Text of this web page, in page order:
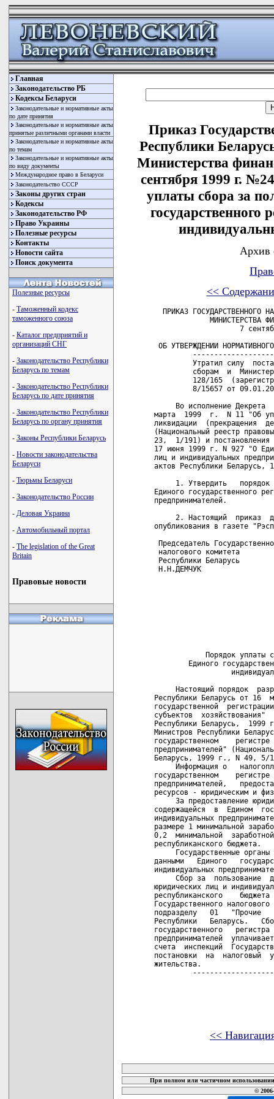
Главная
Законодательство РБ
Кодексы Беларуси
Законодательные и нормативные акты
по дате принятия
Законодательные и нормативные акты
принятые различными органами власти
Законодательные и нормативные акты
по темам
Законодательные и нормативные акты
по виду документы
Международное право в Беларуси
Законодательство СССР
Законы других стран
Кодексы
Законодательство РФ
Право Украины
Полезные ресурсы
Контакты
Новости сайта
Поиск документа
Полезные ресурсы
- Таможенный кодекс
таможенного союза
- Каталог предприятий и
организаций СНГ
- Законодательство Республики
Беларусь по темам
- Законодательство Республики
Беларусь по дате принятия
- Законодательство Республики
Беларусь по органу принятия
- Законы Республики Беларусь
- Новости законодательства
Беларуси
- Тюрьмы Беларуси
- Законодательство России
- Деловая Украина
- Автомобильный портал
- The legislation of the Great
Britain
Правовые новости
Приказ
Республики
Министерства
сентября 1999 г.
уплаты сбора за
государственного
Архив
<<
ПРИКАЗ ГОСУДАРСТВЕННОГО
МИНИСТЕРСТВА
7
ОБ УТВЕРЖДЕНИИ
Утратил силу
сборам  и
128/165
8/15657 от
Во исполнение Декрета
марта  1999  г.  N 11 "Об
ликвидации  (прекращения
(Национальный реестр
23,  1/191) и постановления
17 июня 1999 г. N 927 "О
лиц и индивидуальных
актов Республики
1. Утвердить   порядок
Единого государственного
предпринимателей.
2. Настоящий  приказ
опубликования в газете
Председатель
налогового комитета
Республики Беларусь
Н.Н.ДЕМЧУК
Порядок уплаты
Единого
Настоящий порядок
Республики Беларусь от
государственной
субъектов
Республики Беларусь,
Министров Республики
государственном
предпринимателей"
Беларусь, 1999 г., N 49, 5/
Информация о
государственном
предпринимателей,
ресурсов - юридическим и
За предоставление
содержащейся  в  Едином
индивидуальных
размере 1 минимальной
0,2  минимальной
республиканского бюджета.
Государственные органы
данными   Единого
индивидуальных
Сбор за  пользование
юридических лиц и
республиканского
Государственного
подразделу   01   "Прочие
Республики   Беларусь.
государственного
предпринимателей
счета  инспекций
постановки  на  налоговый
жительства.
<<
При полном или частичном
©